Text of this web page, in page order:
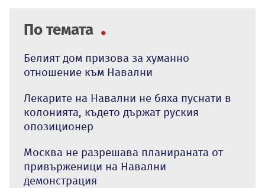
По темата
Белият дом призова за хуманно
отношение към Навални
Лекарите на Навални не бяха пуснати в
колонията, където държат руския
опозиционер
Москва не разрешава планираната от
привърженици на Навални
демонстрация